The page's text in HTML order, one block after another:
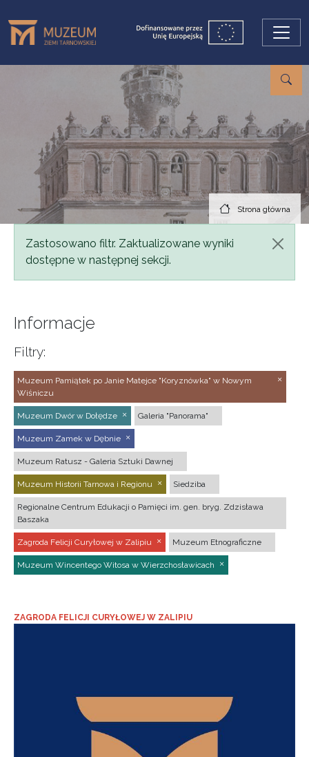
Strona główna
Komunikat
Zastosowano filtr. Zaktualizowane wyniki
dostępne w następnej sekcji.
Informacje
Filtry:
Muzeum Pamiątek po Janie Matejce "Koryznówka" w Nowym
Wiśniczu
Muzeum Dwór w Dołędze Galeria "Panorama"
Muzeum Zamek w Dębnie
Muzeum Ratusz - Galeria Sztuki Dawnej
Muzeum Historii Tarnowa i Regionu Siedziba
Regionalne Centrum Edukacji o Pamięci im. gen. bryg. Zdzisława
Baszaka
Zagroda Felicji Curyłowej w Zalipiu Muzeum Etnograficzne
Muzeum Wincentego Witosa w Wierzchosławicach
ZAGRODA FELICJI CURYŁOWEJ W ZALIPIU